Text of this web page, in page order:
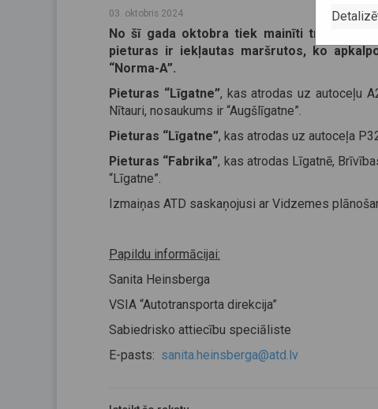
03. oktobris 2024
No šī gada oktobra tiek mainīti trīs
pieturas ir iekļautas maršrutos, ko
“Norma-A”.
Pieturas “Līgatne”, kas atrodas uz autoceļu
Nītauri, nosaukums ir “Augšlīgatne”.
Pieturas “Līgatne”, kas atrodas uz autoceļa
Pieturas “Fabrika”, kas atrodas Līgatnē,
“Līgatne”.
Izmaiņas ATD saskaņojusi ar Vidzemes
Papildu informācijai:
Sanita Heinsberga
VSIA “Autotransporta direkcija”
Sabiedrisko attiecību speciāliste
E-pasts: sanita.heinsberga@atd.lv